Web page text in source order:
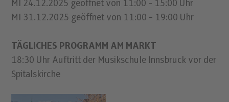
MI 24.12.2025 geöffnet von 11:00 - 15:00 Uhr
MI 31.12.2025 geöffnet von 11:00 - 19:00 Uhr
TÄGLICHES PROGRAMM AM MARKT
18:30 Uhr Auftritt der Musikschule Innsbruck vor der
Spitalskirche